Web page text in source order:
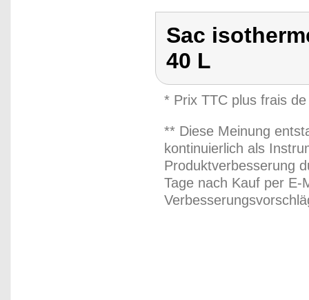
Sac
40 L
* Prix TTC plus frais
** Diese Meinung
kontinuierlich als
Produktverbesserung
Tage nach Kauf per E-